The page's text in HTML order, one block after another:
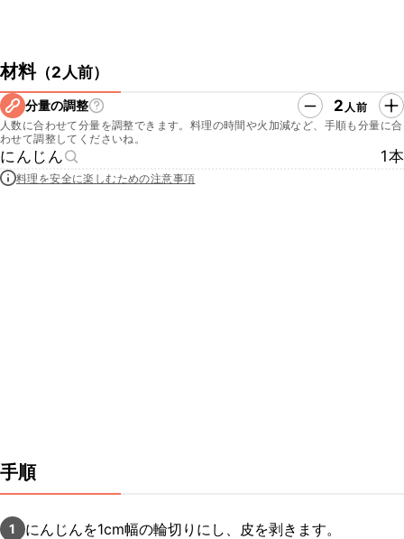
材料（2人前）
分量の調整 2 人前
人数に合わせて分量を調整できます。料理の時間や火加減など、手順も分量に合
わせて調整してくださいね。
にんじん 1本
料理を安全に楽しむための注意事項
手順
1 にんじんを1cm幅の輪切りにし、皮を剥きます。